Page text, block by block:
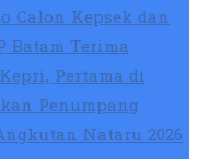
Calon Kepsek dan
Batam Terima
Pertama di
Penumpang
Nataru 2026